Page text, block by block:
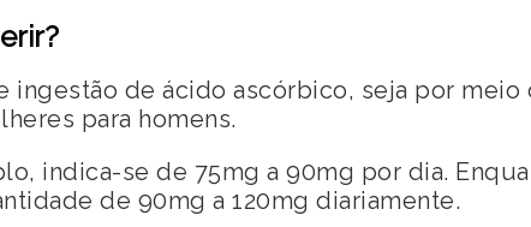
ingestão de ácido ascórbico, seja por
para homens.
indica-se de 75mg a 90mg por dia.
de 90mg a 120mg diariamente.